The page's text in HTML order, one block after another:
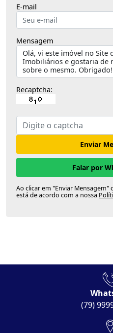
E-mail
Mensagem
Recaptcha:
Enviar
Falar por
Ao clicar em "Enviar
está de acordo com a nossa
(79)